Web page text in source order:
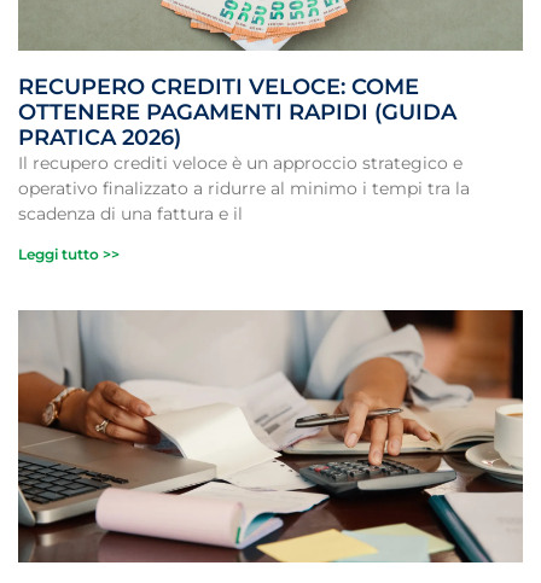
RECUPERO CREDITI VELOCE: COME
OTTENERE PAGAMENTI RAPIDI (GUIDA
PRATICA 2026)
Il recupero crediti veloce è un approccio strategico e
operativo finalizzato a ridurre al minimo i tempi tra la
scadenza di una fattura e il
Leggi tutto >>